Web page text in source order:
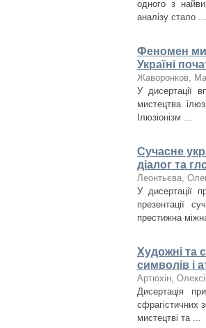
одного з
аналізу стало ...
Феномен
Україні
Жаворонков,
У дисертації
мистецтва
Ілюзіонізм ...
Сучасне
діалог та
Леонтьєва,
У дисертації
презентації
престижна
Художні та
символів і
Артюхін,
Дисертація
сфрагістичних
мистецтві та ...